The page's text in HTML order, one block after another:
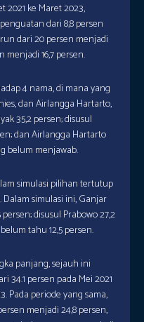
ke Maret 2023,
dari 8,8 persen
dari 20 persen menjadi
menjadi 16,7 persen.
4 nama, di mana yang
dan Airlangga Hartarto,
35,2 persen; disusul
dan Airlangga Hartarto
belum menjawab.
simulasi pilihan tertutup
Dalam simulasi ini, Ganjar
disusul Prabowo 27,2
tahu 12,5 persen.
panjang, sejauh ini
34.1 persen pada Mei 2021
Pada periode yang sama,
menjadi 24,8 persen,